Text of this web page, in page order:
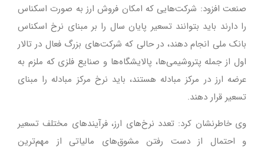
صنعت افزود: شرکت‌هایی که امکان فروش ارز به صورت اسکناس
را دارند باید بتوانند تسعیر پایان سال را بر مبنای نرخ اسکناس
بانک ملی انجام دهند، در حالی که شرکت‌های بزرگ فعال در تالار
اول از جمله پتروشیمی‌ها، پالایشگاه‌ها و صنایع فلزی که ملزم به
عرضه ارز در مرکز مبادله هستند، باید نرخ مرکز مبادله را مبنای
تسعیر قرار دهند.
وی خاطرنشان کرد: تعدد نرخ‌های ارز، فرآیندهای مختلف تسعیر
و احتمال از دست رفتن مشوق‌های مالیاتی از مهم‌ترین